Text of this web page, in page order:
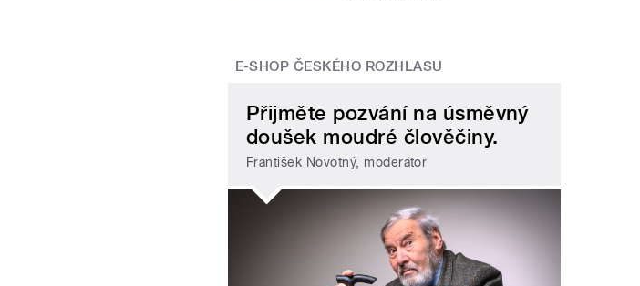
E-SHOP ČESKÉHO ROZHLASU
Přijměte pozvání na úsměvný
doušek moudré člověčiny.
František Novotný, moderátor